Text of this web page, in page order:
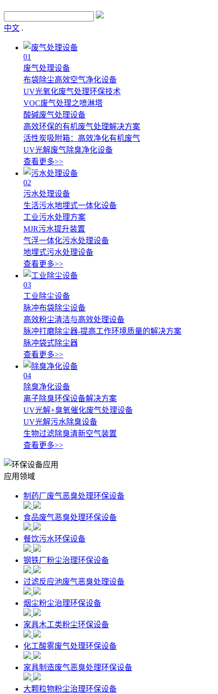
中文 .
01
废气处理设备
布袋除尘高效空气净化设备
UV光氧化废气处理环保技术
VOC废气处理之喷淋塔
酸碱废气处理设备
高效环保的有机废气处理解决方案
活性炭吸附箱：高效净化有机废气
UV光解废气除臭净化设备
查看更多>>
02
污水处理设备
生活污水地埋式一体化设备
工业污水处理方案
MJR污水提升装置
气浮一体化污水处理设备
地埋式污水处理设备
查看更多>>
03
工业除尘设备
脉冲布袋除尘设备
高效粉尘清洁与高效处理设备
脉冲打磨除尘器-提高工作环境质量的解决方案
脉冲袋式除尘器
查看更多>>
04
除臭净化设备
离子除臭环保设备解决方案
UV光解+臭氧催化废气处理设备
UV光解污水除臭设备
生物过滤除臭清新空气装置
查看更多>>
应用领域
制药厂废气恶臭处理环保设备
食品废气恶臭处理环保设备
餐饮污水环保设备
钢铁厂粉尘治理环保设备
过滤反应池废气恶臭处理设备
烟尘粉尘治理环保设备
家具木工类粉尘环保设备
化工酸雾废气处理环保设备
家具制造废气恶臭处理环保设备
大颗粒物粉尘治理环保设备